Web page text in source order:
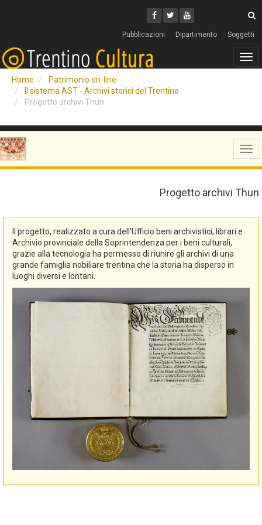
Facebook
Twitter
Youtube
Pubblicazioni Dipartimento Soggetti
Home
Patrimonio on-line
Il sistema AST - Archivi storici del Trentino
Progetto archivi Thun
Progetto archivi Thun
Il progetto, realizzato a cura dell'Ufficio beni archivistici, librari e
Archivio provinciale della Soprintendenza per i beni culturali,
grazie alla tecnologia ha permesso di riunire gli archivi di una
grande famiglia nobiliare trentina che la storia ha disperso in
luoghi diversi e lontani.